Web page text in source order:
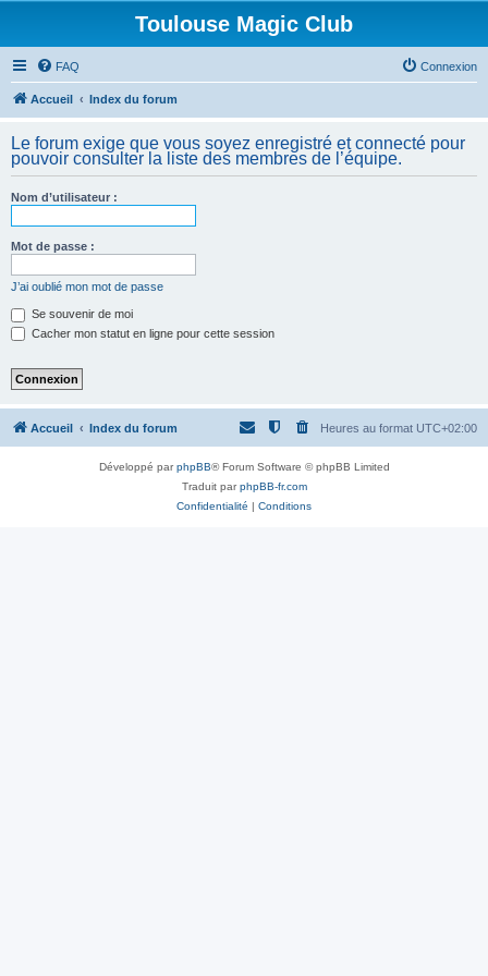
Toulouse Magic Club
FAQ Connexion
Accueil Index du forum
Le forum exige que vous soyez enregistré et connecté pour
pouvoir consulter la liste des membres de l’équipe.
Nom d’utilisateur :
Mot de passe :
J’ai oublié mon mot de passe
Se souvenir de moi
Cacher mon statut en ligne pour cette session
Accueil Index du forum Heures au format UTC+02:00
Développé parphpBB® Forum Software © phpBB Limited
Traduit parphpBB-fr.com
Confidentialité | Conditions